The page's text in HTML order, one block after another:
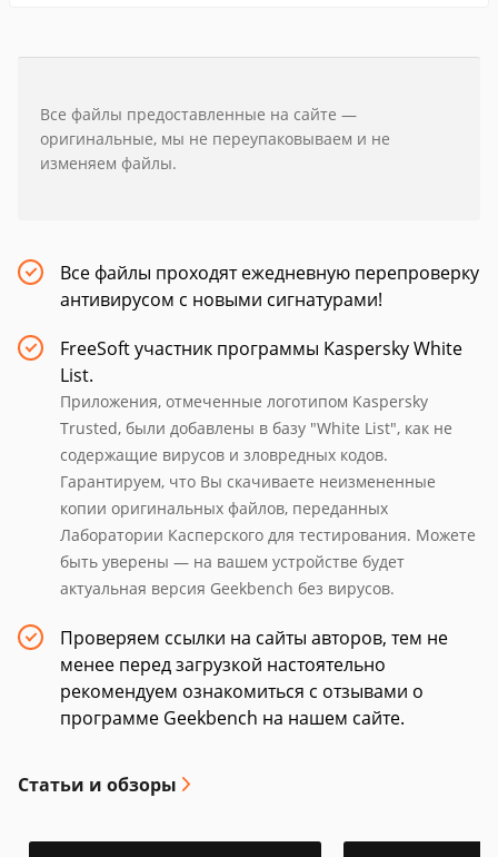
Все файлы предоставленные на сайте —
оригинальные, мы не переупаковываем и не
изменяем файлы.
Все файлы проходят ежедневную перепроверку
антивирусом с новыми сигнатурами!
FreeSoft участник программы Kaspersky White
List.
Приложения, отмеченные логотипом Kaspersky
Trusted, были добавлены в базу "White List", как не
содержащие вирусов и зловредных кодов.
Гарантируем, что Вы скачиваете неизмененные
копии оригинальных файлов, переданных
Лаборатории Касперского для тестирования. Можете
быть уверены — на вашем устройстве будет
актуальная версия Geekbench без вирусов.
Проверяем ссылки на сайты авторов, тем не
менее перед загрузкой настоятельно
рекомендуем ознакомиться с отзывами о
программе Geekbench на нашем сайте.
Статьи и обзоры